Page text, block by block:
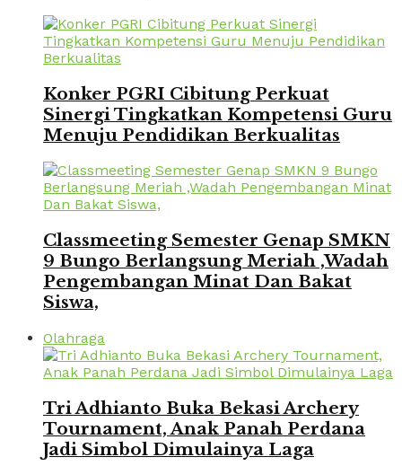
Konker PGRI Cibitung Perkuat
Sinergi Tingkatkan Kompetensi Guru
Menuju Pendidikan Berkualitas
Classmeeting Semester Genap SMKN
9 Bungo Berlangsung Meriah ,Wadah
Pengembangan Minat Dan Bakat
Siswa,
Olahraga
Tri Adhianto Buka Bekasi Archery
Tournament, Anak Panah Perdana
Jadi Simbol Dimulainya Laga